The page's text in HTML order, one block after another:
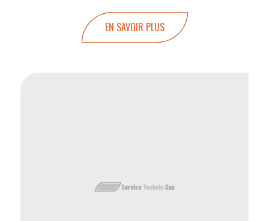
EN SAVOIR PLUS